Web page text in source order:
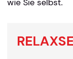
wie Sie selbst.